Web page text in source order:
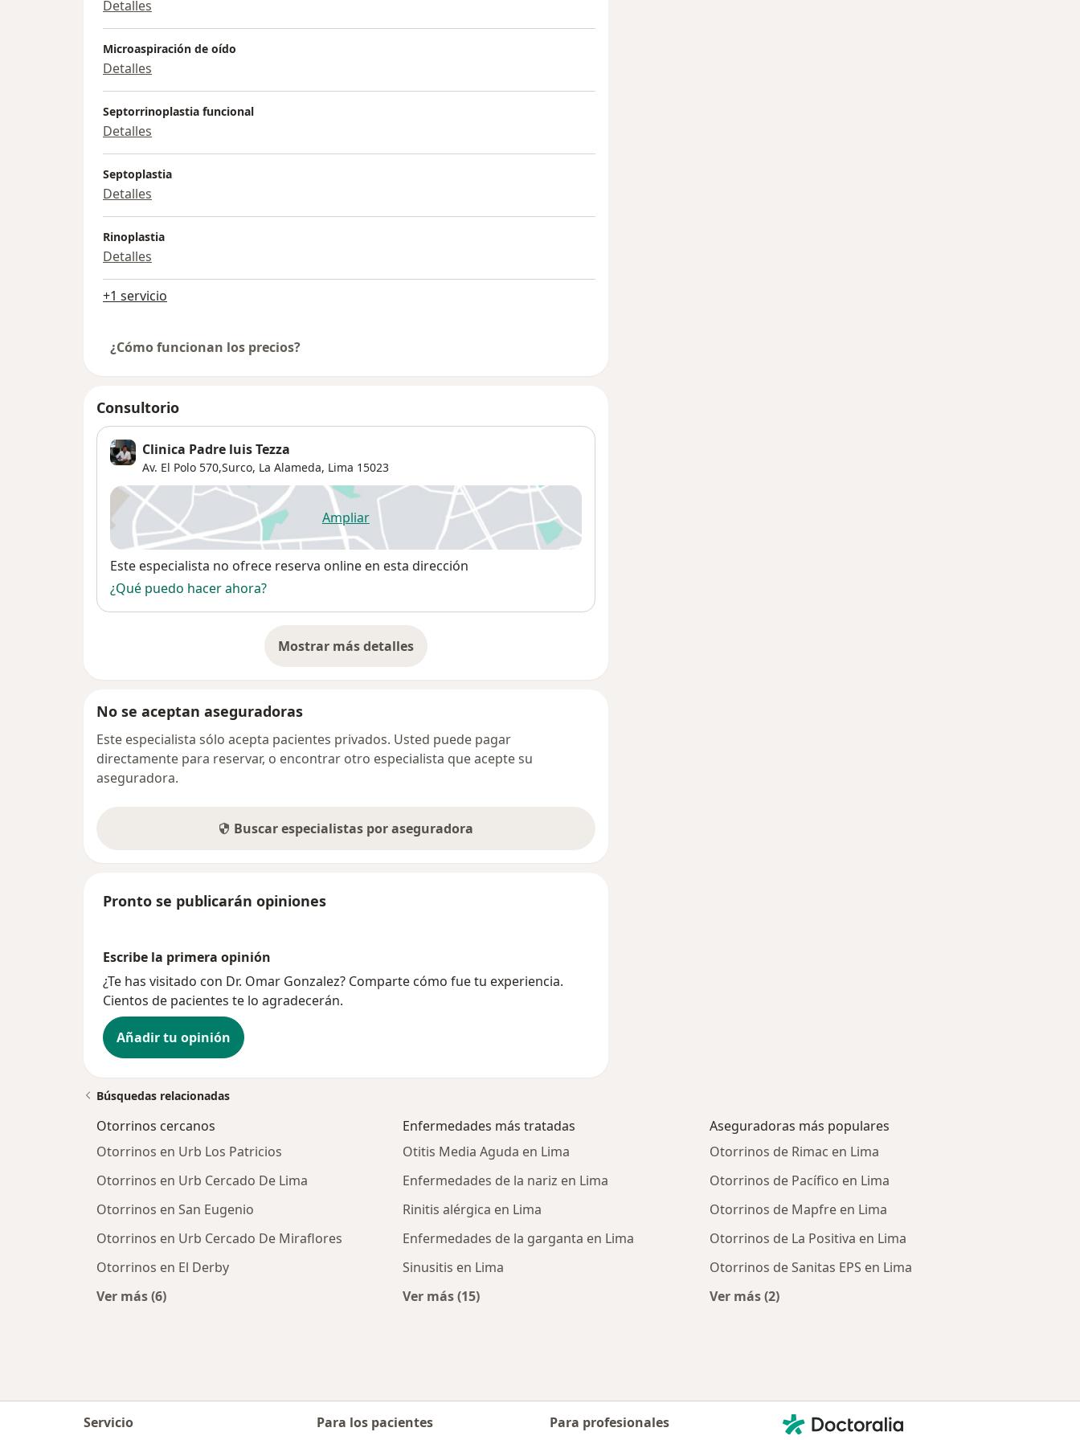
Detalles
Microaspiración de oído
Detalles
Septorrinoplastia funcional
Detalles
Septoplastia
Detalles
Rinoplastia
Detalles
+1 servicio
¿Cómo funcionan los precios?
Consultorio
Clinica Padre luis Tezza
Av. El Polo 570,Surco, La Alameda, Lima 15023
Ampliarse abre en una nueva pestaña
Disponibilidad
Este especialista no ofrece reserva online en esta dirección
¿Qué puedo hacer ahora?
Mostrar más detalles
sobre la dirección
No se aceptan aseguradoras
Este especialista sólo acepta pacientes privados. Usted puede pagar
directamente para reservar, o encontrar otro especialista que acepte su
aseguradora.
Buscar especialistas por aseguradora
Pronto se publicarán opiniones
Escribe la primera opinión
¿Te has visitado con Dr. Omar Gonzalez? Comparte cómo fue tu experiencia.
Cientos de pacientes te lo agradecerán.
Añadir tu opinión
Búsquedas relacionadas
Otorrinos cercanos
Otorrinos en Urb Los Patricios
Otorrinos en Urb Cercado De Lima
Otorrinos en San Eugenio
Otorrinos en Urb Cercado De Miraflores
Otorrinos en El Derby
Ver más (6)
Enfermedades más tratadas
Otitis Media Aguda en Lima
Enfermedades de la nariz en Lima
Rinitis alérgica en Lima
Enfermedades de la garganta en Lima
Sinusitis en Lima
Ver más (15)
Aseguradoras más populares
Otorrinos de Rimac en Lima
Otorrinos de Pacífico en Lima
Otorrinos de Mapfre en Lima
Otorrinos de La Positiva en Lima
Otorrinos de Sanitas EPS en Lima
Ver más (2)
Servicio Para los pacientes Para profesionales Contacto
Doctoralia - Página de inicio